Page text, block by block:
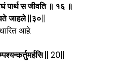
पार्थ स जीवति ॥ १६ ॥
जाहले ||३०||
आहे.
|| 20||